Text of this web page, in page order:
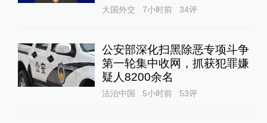
大国外交 7小时前 34评
公安部深化扫黑除恶专项斗争
第一轮集中收网，抓获犯罪嫌
疑人8200余名
法治中国 5小时前 53评